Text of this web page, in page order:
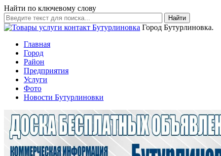
Найти по ключевому слову
Найти
Город Бутурлиновка.
Главная
Город
Район
Предприятия
Услуги
Фото
Новости Бутурлиновки